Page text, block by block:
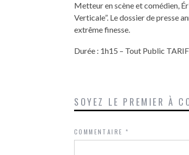
Metteur en scène et comédien,
Verticale”. Le dossier de presse
extrême finesse.
Durée : 1h15 – Tout Public
SOYEZ LE PREMIER À
COMMENTAIRE *